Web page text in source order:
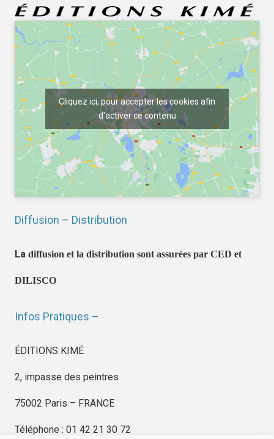
Cliquez ici, pour accepter les cookies afin
d'activer ce contenu
Diffusion – Distribution
La diffusion et la distribution sont assurées par CED et
DILISCO
Infos Pratiques –
ÉDITIONS KIMÉ
2, impasse des peintres
75002 Paris – FRANCE
Téléphone : 01 42 21 30 72